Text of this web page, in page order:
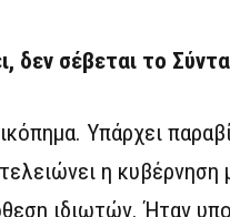
δεν σέβεται το
Υπάρχει
η κυβέρνηση
ιδιωτών. Ήταν